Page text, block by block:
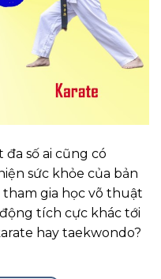
số ai cũng có
sức khỏe của bản
gia học võ thuật
tích cực khác tới
hay taekwondo?